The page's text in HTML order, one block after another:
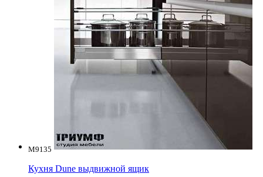
M9135
Кухня Dune выдвижной ящик